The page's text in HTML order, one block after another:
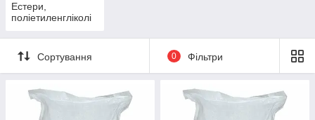
Естери,
поліетиленгліколі
Сортування 0 Фільтри